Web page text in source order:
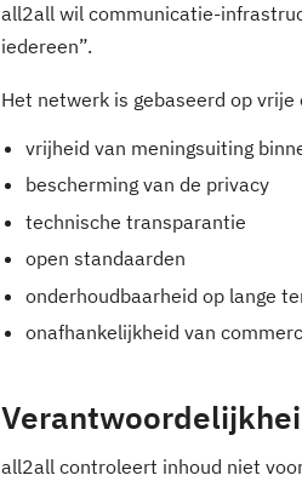
all2all wil communicatie-
iedereen”.
Het netwerk is gebaseerd op
vrijheid van meningsuiting
bescherming van de privacy
technische transparantie
open standaarden
onderhoudbaarheid op lange
onafhankelijkheid van
all2all controleert inhoud niet